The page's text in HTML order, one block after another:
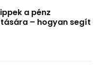
a pénz
– hogyan segít